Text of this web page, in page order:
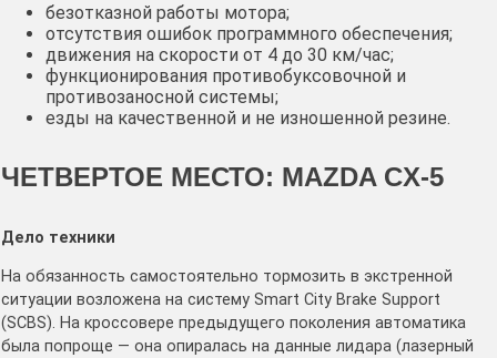
безотказной работы мотора;
отсутствия ошибок программного обеспечения;
движения на скорости от 4 до 30 км/час;
функционирования противобуксовочной и
противозаносной системы;
езды на качественной и не изношенной резине.
ЧЕТВЕРТОЕ МЕСТО: MAZDA CX-5
Дело техники
На обязанность самостоятельно тормозить в экстренной
ситуации возложена на систему Smart City Brake Support
(SCBS). На кроссовере предыдущего поколения автоматика
была попроще — она опиралась на данные лидара (лазерный